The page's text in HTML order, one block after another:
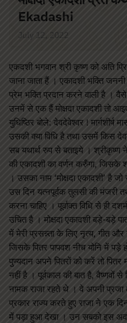
Ekadashi
July 12, 2022
एकदशी भगवान श्री कृष्ण को अति
जाना जाता हैं । एकादशी भक्ति
प्रेम भक्ति प्रदान करने वाली है ।
उनमें से एक हैं मोक्षदा एकादशी तो
युधिष्ठिर बोले: देवदेवेश्वर !
उसकी क्या विधि है तथा उसमें किस
सब यथार्थ रुप से बताइये । श्रीकृष्ण
की एकादशी का वर्णन करुँगा, जिसके
। उसका नाम ‘मोक्षदा एकादशी’ है
उस दिन यत्नपूर्वक तुलसी की मंजरी
करना चाहिए । पूर्वाक्त विधि से ही
उचित है । मोक्षदा एकादशी बड़े-बड़े
में मेरी प्रसन्न्ता के लिए नृत्य, गीत और
जिसके पितर पापवश नीच योनि में
पुण्यदान अपने पितरों को करें तो पितर
नहीं है । पूर्वकाल की बात है, वैष्णवों
नामक राजा रहते थे । वे अपनी
प्रकार राज्य करते हुए राजा ने एक
में पड़ा हुआ देखा । उन सबको इस